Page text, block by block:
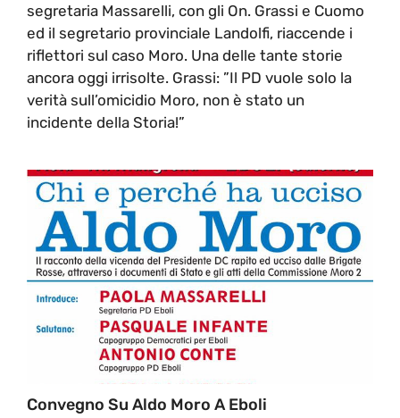
segretaria Massarelli, con gli On. Grassi e Cuomo
ed il segretario provinciale Landolfi, riaccende i
riflettori sul caso Moro. Una delle tante storie
ancora oggi irrisolte. Grassi: ”Il PD vuole solo la
verità sull’omicidio Moro, non è stato un
incidente della Storia!”
Convegno Su Aldo Moro A Eboli